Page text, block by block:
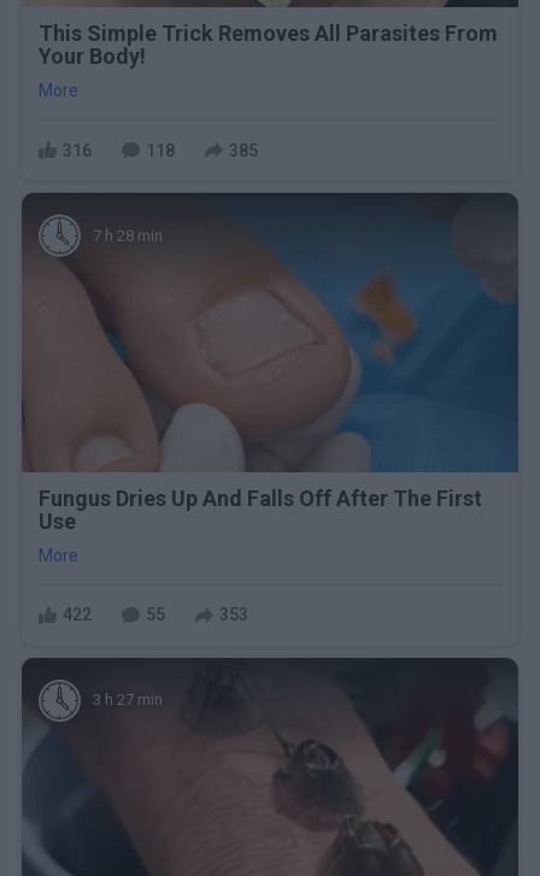
This Simple Trick Removes All Parasites From
Your Body!
More
316 118 385
7 h 28 min
Fungus Dries Up And Falls Off After The First
Use
More
422 55 353
3 h 27 min